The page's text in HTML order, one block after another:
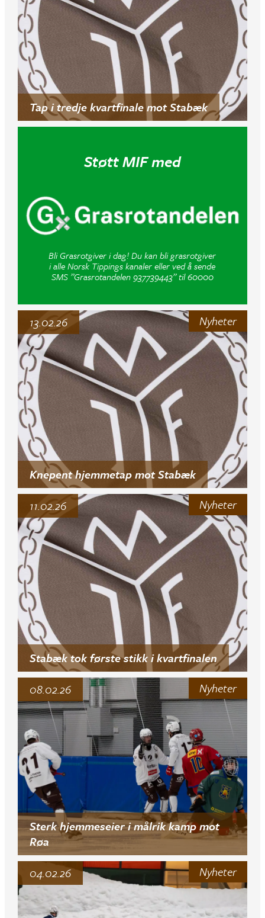
Tap i tredje kvartfinale mot Stabæk
Støtt MIF med
Bli Grasrotgiver i dag! Du kan bli grasrotgiver
i alle Norsk Tippings kanaler eller ved å sende
SMS ”Grasrotandelen 937739443” til 60000
Nyheter
Knepent hjemmetap mot Stabæk
13.02.26
Nyheter
Stabæk tok første stikk i kvartfinalen
11.02.26
Nyheter
Sterk hjemmeseier i målrik kamp mot
Røa
08.02.26
Nyheter
04.02.26